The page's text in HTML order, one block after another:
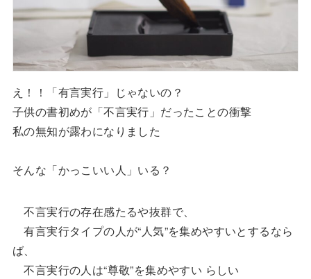
え！！「有言実行」じゃないの？
子供の書初めが「不言実行」だったことの衝撃
私の無知が露わになりました
そんな「かっこいい人」いる？
不言実行の存在感たるや抜群で、
有言実行タイプの人が“人気”を集めやすいとするなら
ば、
不言実行の人は“尊敬”を集めやすい らしい